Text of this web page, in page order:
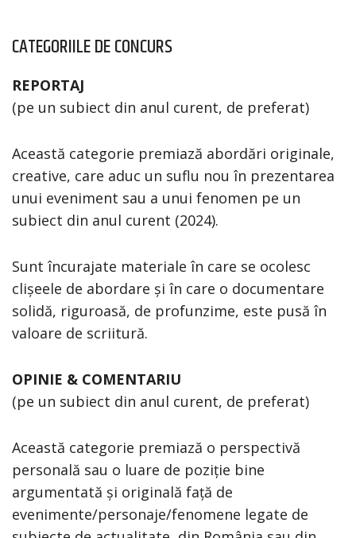
CATEGORIILE DE CONCURS
REPORTAJ
(pe un subiect din anul curent, de preferat)
Această categorie premiază abordări originale,
creative, care aduc un suflu nou în prezentarea
unui eveniment sau a unui fenomen pe un
subiect din anul curent (2024).
Sunt încurajate materiale în care se ocolesc
clișeele de abordare și în care o documentare
solidă, riguroasă, de profunzime, este pusă în
valoare de scriitură.
OPINIE & COMENTARIU
(pe un subiect din anul curent, de preferat)
Această categorie premiază o perspectivă
personală sau o luare de poziție bine
argumentată și originală față de
evenimente/personaje/fenomene legate de